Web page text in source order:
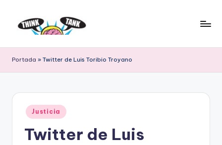
Saltar
l
P
r
Portada » Twitter de Luis Toribio Troyano
Publicado
en
Justicia
Twitter de Luis